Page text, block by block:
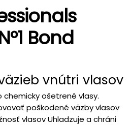
Bond
vnútri vlasov
ošetrené vlasy.
poškodené väzby vlasov
vlasov Uhladzuje a chráni